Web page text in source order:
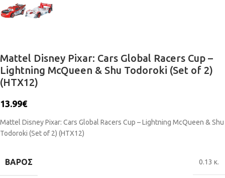
Mattel Disney Pixar: Cars Global Racers Cup –
Lightning McQueen & Shu Todoroki (Set of 2)
(HTX12)
13.99€
Mattel Disney Pixar: Cars Global Racers Cup – Lightning McQueen & Shu
Todoroki (Set of 2) (HTX12)
ΒΆΡΟΣ 0.13 κ.